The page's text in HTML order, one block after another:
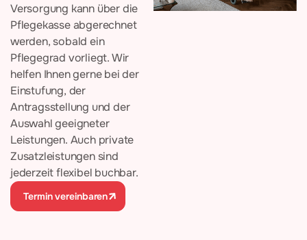
Versorgung kann über die
Pflegekasse abgerechnet
werden, sobald ein
Pflegegrad vorliegt. Wir
helfen Ihnen gerne bei der
Einstufung, der
Antragsstellung und der
Auswahl geeigneter
Leistungen. Auch private
Zusatzleistungen sind
jederzeit flexibel buchbar.
Termin vereinbaren